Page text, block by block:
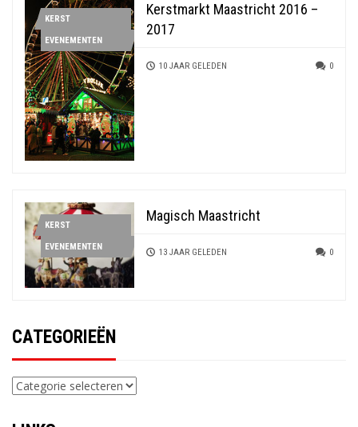
KERST
EVENEMENTEN
Kerstmarkt Maastricht 2016 –
2017
10 JAAR GELEDEN 0
KERST
EVENEMENTEN
Magisch Maastricht
13 JAAR GELEDEN 0
CATEGORIEËN
Categorieën